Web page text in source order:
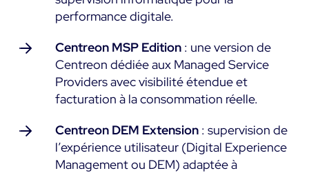
Essai gratuit Centreon Infra Monitoring
Partenaires
Programme ON-Partner
Programme Partenaires MSP
Services
Customer Care
Formation
Communauté
The Watch
performance digitale.
Centreon MSP Edition : une version de
Centreon dédiée aux Managed Service
Providers avec visibilité étendue et
facturation à la consommation réelle.
Centreon DEM Extension : supervision de
l’expérience utilisateur (Digital Experience
Management ou DEM) adaptée à